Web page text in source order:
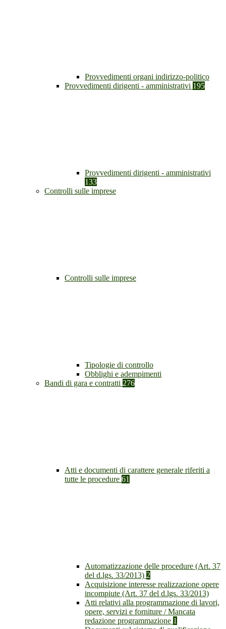
Provvedimenti organi indirizzo-politico
Provvedimenti dirigenti - amministrativi 195
Provvedimenti dirigenti - amministrativi
133
Controlli sulle imprese
Controlli sulle imprese
Tipologie di controllo
Obblighi e adempimenti
Bandi di gara e contratti 276
Atti e documenti di carattere generale riferiti a
tutte le procedure 61
Automatizzazione delle procedure (Art. 37
del d.lgs. 33/2013) 2
Acquisizione interesse realizzazione opere
incompiute (Art. 37 del d.lgs. 33/2013)
Atti relativi alla programmazione di lavori,
opere, servizi e forniture / Mancata
redazione programmazione 1